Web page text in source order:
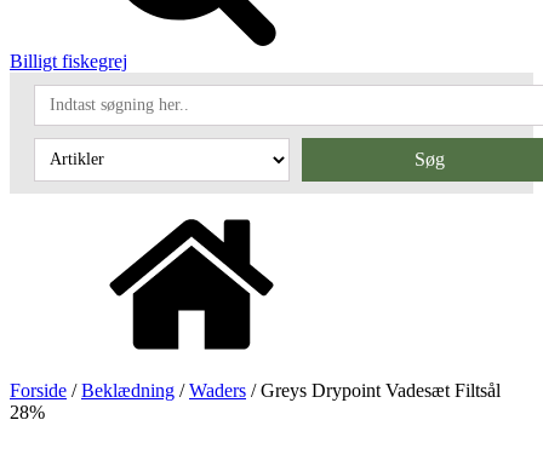
Billigt fiskegrej
Søg
Forside /Beklædning /Waders / Greys Drypoint Vadesæt Filtsål
28%